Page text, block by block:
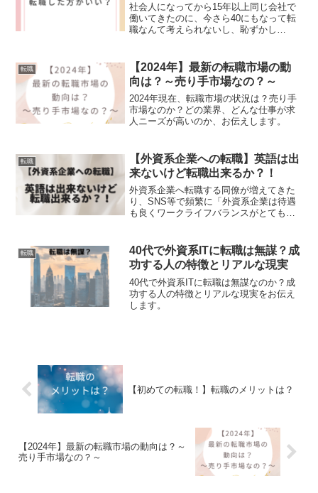
社会人になってから15年以上同じ会社で
働いてきたのに、今さら40にもなって転
職なんて考えられないし、恥ずかし
たことが非常に大事なことだと思いま
す。今、「将来ヤバい・・？」と感じ取
られたのであれば、先ずは自分の頭で、
まじめに将来について考えてみましょ
う！
転職
【2024年】最新の転職市場の動
向は？～売り手市場なの？～
2024年現在、転職市場の状況は？売り手
市場なのか？どの業界、どんな仕事が求
人ニーズが高いのか、お伝えします。
転職
【外資系企業への転職】英語は出
来ないけど転職出来るか？！
外資系企業へ転職する同僚が増えてきた
り、SNS等で頻繁に「外資系企業は待遇
も良くワークライフバランスがとてもよ
んでしょ？」そう思われているあなた！
外資系企業でも英語が出来ない人だって
結構いるんです。あなたにあった仕事も
見つけることが出来ると思いますよ！
転職
40代で外資系ITに転職は無謀？成
功する人の特徴とリアルな現実
40代で外資系ITに転職は無謀なのか？成
功する人の特徴とリアルな現実をお伝え
します。
【初めての転職！】転職のメリットは？
【2024年】最新の転職市場の動向は？～
売り手市場なの？～